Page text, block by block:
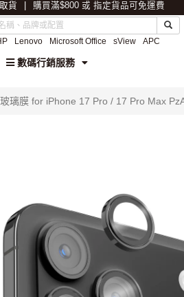
貨 購買滿$800 或 指定貨品可免運費
Lenovo Microsoft Office sView APC
數碼行銷服務
璃膜 for iPhone 17 Pro / 17 Pro Max